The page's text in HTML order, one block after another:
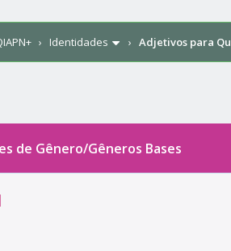
› Identidades › Adjetivos para
0 votos - 0 média
12345de Gênero/Gêneros Bases